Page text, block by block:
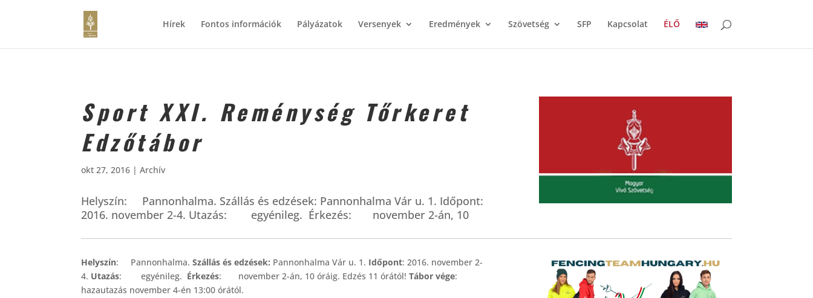
Hírek Fontos információk Pályázatok Versenyek Eredmények Szövetség SFP Kapcsolat ÉLŐ
Sport XXI. Reménység Tőrkeret
Edzőtábor
okt 27, 2016 |Archív
Helyszín: Pannonhalma. Szállás és edzések: Pannonhalma Vár u. 1. Időpont:
2016. november 2-4. Utazás: egyénileg. Érkezés: november 2-án, 10
Helyszín: Pannonhalma.Szállás és edzések: Pannonhalma Vár u. 1. Időpont: 2016. november 2-
4. Utazás: egyénileg. Érkezés: november 2-án, 10 óráig. Edzés 11 órától!Tábor vége:
hazautazás november 4-én 13:00 órától.